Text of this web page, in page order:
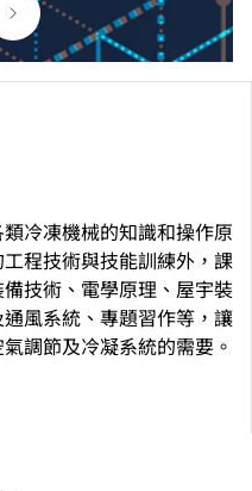
冷凍機械的知識和操作原
程技術與技能訓練外，課
技術、電學原理、屋宇裝
風系統、專題習作等，讓
調節及冷凝系統的需要。